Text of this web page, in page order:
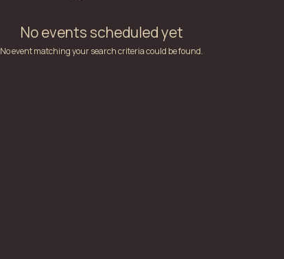
No events scheduled yet
No event matching your search criteria could be found.